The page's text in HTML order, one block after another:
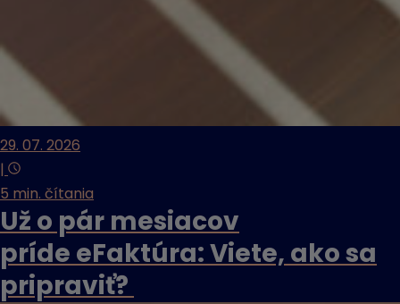
29. 07. 2026
|
5 min. čítania
Už o pár mesiacov
príde eFaktúra: Viete, ako sa
pripraviť?